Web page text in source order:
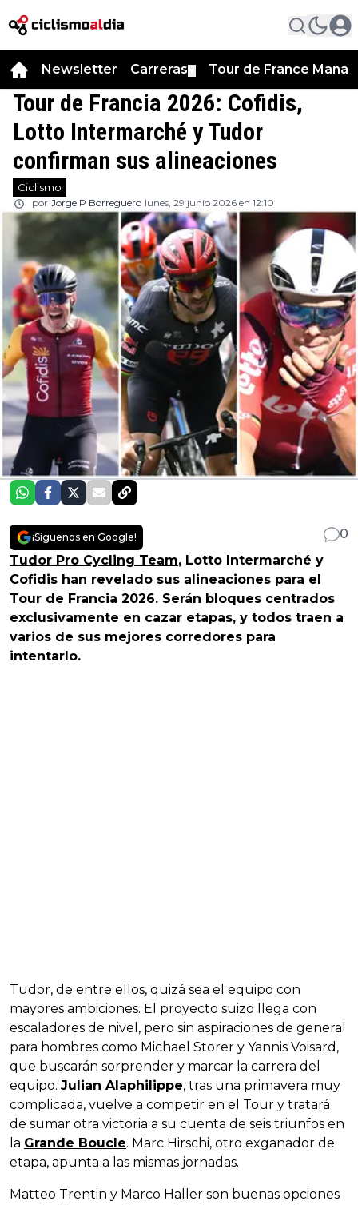
Newsletter Carreras Tour de France
Tour de Francia 2026: Cofidis,
Lotto Intermarché y Tudor
confirman sus alineaciones
Ciclismo
por Jorge P Borreguero lunes, 29 junio 2026 en 12:10
¡Síguenos en Google!
0
Tudor Pro Cycling Team, Lotto Intermarché y
Cofidis han revelado sus alineaciones para el
Tour de Francia 2026. Serán bloques centrados
exclusivamente en cazar etapas, y todos traen a
varios de sus mejores corredores para
intentarlo.
Tudor, de entre ellos, quizá sea el equipo con
mayores ambiciones. El proyecto suizo llega con
escaladores de nivel, pero sin aspiraciones de general
para hombres como Michael Storer y Yannis Voisard,
que buscarán sorprender y marcar la carrera del
equipo. Julian Alaphilippe, tras una primavera muy
complicada, vuelve a competir en el Tour y tratará
de sumar otra victoria a su cuenta de seis triunfos en
la Grande Boucle. Marc Hirschi, otro exganador de
etapa, apunta a las mismas jornadas.
Matteo Trentin y Marco Haller son buenas opciones